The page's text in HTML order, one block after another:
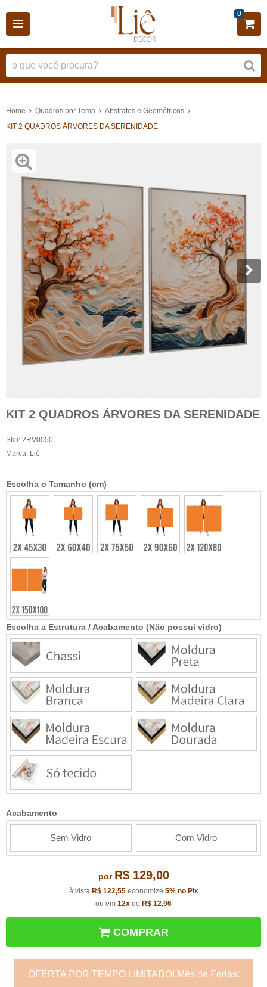
0
Home Quadros por Tema
Abstratos e Geométricos
KIT 2 QUADROS ÁRVORES DA SERENIDADE
KIT 2 QUADROS ÁRVORES DA SERENIDADE
Sku: 2RV0050
Marca: Liê
Escolha a Estrutura / Acabamento (Não possui vidro)
Escolha o Tamanho (cm)
Acabamento
Sem Vidro Com Vidro
por R$ 129,00
à vista R$ 122,55economize 5% no Pix
ou em 12x de R$ 12,96
COMPRAR
OFERTA POR TEMPO LIMITADO! Mês de Férias: